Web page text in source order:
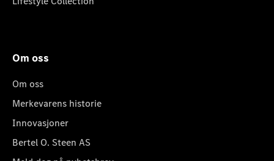
Om oss
Om oss
Merkevarens historie
Innovasjoner
Bertel O. Steen AS